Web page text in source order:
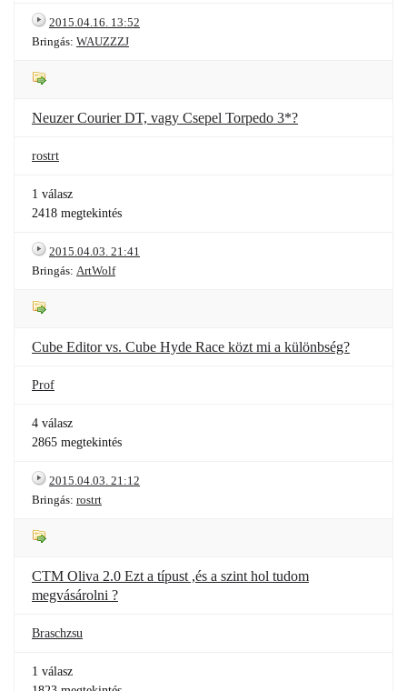
2015.04.16. 13:52
Bringás: WAUZZZJ
Neuzer Courier DT, vagy Csepel Torpedo 3*?
rostrt
1 válasz
2418 megtekintés
2015.04.03. 21:41
Bringás: ArtWolf
Cube Editor vs. Cube Hyde Race közt mi a különbség?
Prof
4 válasz
2865 megtekintés
2015.04.03. 21:12
Bringás: rostrt
CTM Oliva 2.0 Ezt a típust ,és a szint hol tudom
megvásárolni ?
Braschzsu
1 válasz